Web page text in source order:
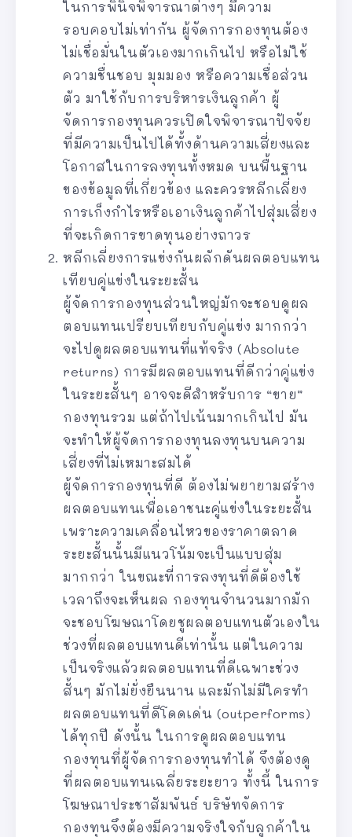
ในการพินิจพิจารณาต่างๆ มีความ
รอบคอบไม่เท่ากัน ผู้จัดการกองทุนต้อง
ไม่เชื่อมั่นในตัวเองมากเกินไป หรือไม่ใช้
ความชื่นชอบ มุมมอง หรือความเชื่อส่วน
ตัว มาใช้กับการบริหารเงินลูกค้า ผู้
จัดการกองทุนควรเปิดใจพิจารณาปัจจัย
ที่มีความเป็นไปได้ทั้งด้านความเสี่ยงและ
โอกาสในการลงทุนทั้งหมด บนพื้นฐาน
ของข้อมูลที่เกี่ยวข้อง และควรหลีกเลี่ยง
การเก็งกำไรหรือเอาเงินลูกค้าไปสุ่มเสี่ยง
ที่จะเกิดการขาดทุนอย่างถาวร
หลีกเลี่ยงการแข่งกันผลักดันผลตอบแทน
เทียบคู่แข่งในระยะสั้น
ผู้จัดการกองทุนส่วนใหญ่มักจะชอบดูผล
ตอบแทนเปรียบเทียบกับคู่แข่ง มากกว่า
จะไปดูผลตอบแทนที่แท้จริง (Absolute
returns) การมีผลตอบแทนที่ดีกว่าคู่แข่ง
ในระยะสั้นๆ อาจจะดีสำหรับการ “ขาย”
กองทุนรวม แต่ถ้าไปเน้นมากเกินไป มัน
จะทำให้ผู้จัดการกองทุนลงทุนบนความ
เสี่ยงที่ไม่เหมาะสมได้
ผู้จัดการกองทุนที่ดี ต้องไม่พยายามสร้าง
ผลตอบแทนเพื่อเอาชนะคู่แข่งในระยะสั้น
เพราะความเคลื่อนไหวของราคาตลาด
ระยะสั้นนั้นมีแนวโน้มจะเป็นแบบสุ่ม
มากกว่า ในขณะที่การลงทุนที่ดีต้องใช้
เวลาถึงจะเห็นผล กองทุนจำนวนมากมัก
จะชอบโฆษณาโดยชูผลตอบแทนตัวเองใน
ช่วงที่ผลตอบแทนดีเท่านั้น แต่ในความ
เป็นจริงแล้วผลตอบแทนที่ดีเฉพาะช่วง
สั้นๆ มักไม่ยั่งยืนนาน และมักไม่มีใครทำ
ผลตอบแทนที่ดีโดดเด่น (outperforms)
ได้ทุกปี ดังนั้น ในการดูผลตอบแทน
กองทุนที่ผู้จัดการกองทุนทำได้ จึงต้องดู
ที่ผลตอบแทนเฉลี่ยระยะยาว ทั้งนี้ ในการ
โฆษณาประชาสัมพันธ์ บริษัทจัดการ
กองทุนจึงต้องมีความจริงใจกับลูกค้าใน